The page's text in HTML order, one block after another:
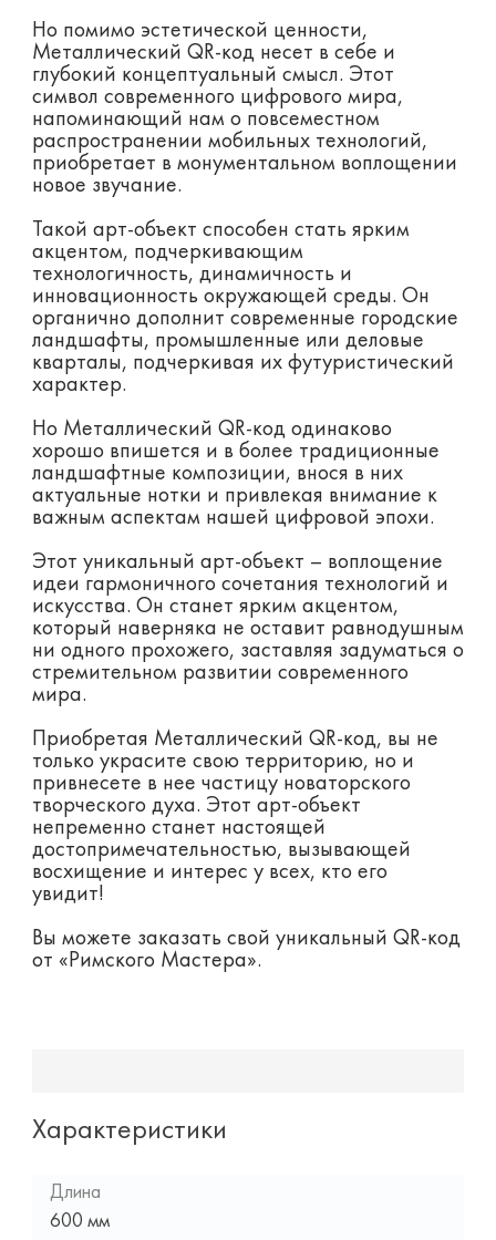
Но помимо эстетической ценности,
Металлический QR-код несет в себе и
глубокий концептуальный смысл. Этот
символ современного цифрового мира,
напоминающий нам о повсеместном
распространении мобильных технологий,
приобретает в монументальном воплощении
новое звучание.
Такой арт-объект способен стать ярким
акцентом, подчеркивающим
технологичность, динамичность и
инновационность окружающей среды. Он
органично дополнит современные городские
ландшафты, промышленные или деловые
кварталы, подчеркивая их футуристический
характер.
Но Металлический QR-код одинаково
хорошо впишется и в более традиционные
ландшафтные композиции, внося в них
актуальные нотки и привлекая внимание к
важным аспектам нашей цифровой эпохи.
Этот уникальный арт-объект – воплощение
идеи гармоничного сочетания технологий и
искусства. Он станет ярким акцентом,
который наверняка не оставит равнодушным
ни одного прохожего, заставляя задуматься о
стремительном развитии современного
мира.
Приобретая Металлический QR-код, вы не
только украсите свою территорию, но и
привнесете в нее частицу новаторского
творческого духа. Этот арт-объект
непременно станет настоящей
достопримечательностью, вызывающей
восхищение и интерес у всех, кто его
увидит!
Вы можете заказать свой уникальный QR-код
от «Римского Мастера».
Характеристики
Длина
600 мм